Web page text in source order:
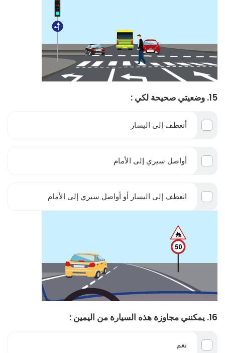
15. وضعيتي صحيحة لكي :
أنعطف إلى اليسار
أواصل سيري إلى الأمام
انعطف إلى اليسار أو أواصل سيري إلى الأمام
16. يمكنني مجاوزة هذه السيارة من اليمين :
نعم